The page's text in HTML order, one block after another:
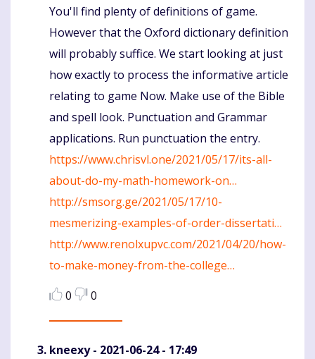
Komentaras
You'll find plenty of definitions of game.
However that the Oxford dictionary definition
will probably suffice. We start looking at just
how exactly to process the informative article
relating to game Now. Make use of the Bible
and spell look. Punctuation and Grammar
applications. Run punctuation the entry.
https://www.chrisvl.one/2021/05/17/its-all-
about-do-my-math-homework-on…
http://smsorg.ge/2021/05/17/10-
mesmerizing-examples-of-order-dissertati…
http://www.renolxupvc.com/2021/04/20/how-
to-make-money-from-the-college…
0
0
kneexy- 2021-06-24 - 17:49